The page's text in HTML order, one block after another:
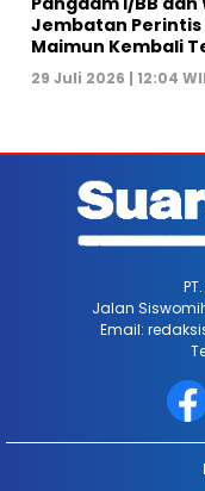
Jembatan
Maimun Kembali
29 Juli 2026 | 12:04
Jalan
Email: